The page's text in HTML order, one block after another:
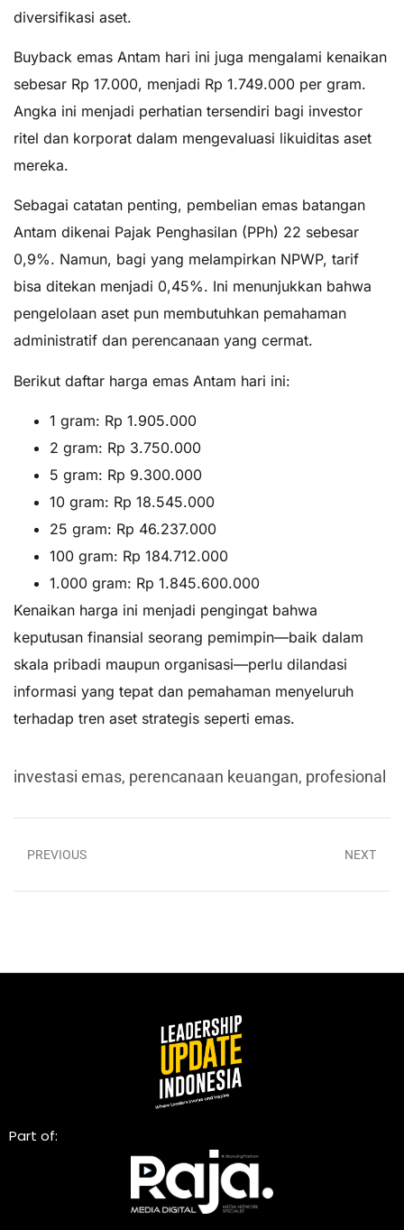
diversifikasi aset.
Buyback emas Antam hari ini juga mengalami kenaikan
sebesar Rp 17.000, menjadi Rp 1.749.000 per gram.
Angka ini menjadi perhatian tersendiri bagi investor
ritel dan korporat dalam mengevaluasi likuiditas aset
mereka.
Sebagai catatan penting, pembelian emas batangan
Antam dikenai Pajak Penghasilan (PPh) 22 sebesar
0,9%. Namun, bagi yang melampirkan NPWP, tarif
bisa ditekan menjadi 0,45%. Ini menunjukkan bahwa
pengelolaan aset pun membutuhkan pemahaman
administratif dan perencanaan yang cermat.
Berikut daftar harga emas Antam hari ini:
1 gram: Rp 1.905.000
2 gram: Rp 3.750.000
5 gram: Rp 9.300.000
10 gram: Rp 18.545.000
25 gram: Rp 46.237.000
100 gram: Rp 184.712.000
1.000 gram: Rp 1.845.600.000
Kenaikan harga ini menjadi pengingat bahwa
keputusan finansial seorang pemimpin—baik dalam
skala pribadi maupun organisasi—perlu dilandasi
informasi yang tepat dan pemahaman menyeluruh
terhadap tren aset strategis seperti emas.
investasi emas, perencanaan keuangan, profesional
PREVIOUS NEXT
Part of: